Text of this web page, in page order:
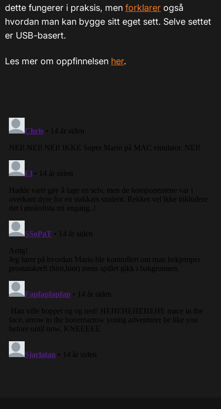
dette fungerer i praksis, men forklarer også
hvordan man kan bygge sitt eget sett. Selve settet
er USB-basert.
Les mer om oppfinnelsen her.